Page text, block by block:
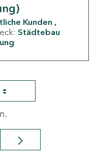
Kunden
Städtebau